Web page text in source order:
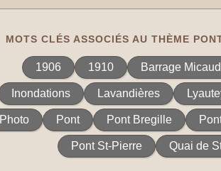
MOTS CLÉS ASSOCIÉS AU THÈME
1906 1910 Barrage Micaud
Inondations Lavandières
Photo Pont Pont Bregille
Pont St-Pierre Quai de